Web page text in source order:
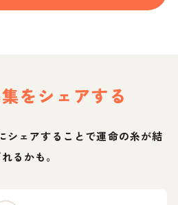
をシェアする
シェアすることで運命の糸が結
るかも。